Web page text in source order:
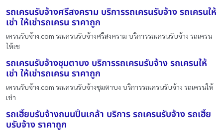
รถเครนรับจ้างศรีสงคราม บริการรถเครนรับจ้าง รถเครนให้
เช่า ให้เช่ารถเครน ราคาถูก
เครนรับจ้าง.com รถเครนรับจ้างศรีสงคราม บริการรถเครนรับจ้าง รถเครน
ให้เช
รถเครนรับจ้างชุมตาบง บริการรถเครนรับจ้าง รถเครนให้
เช่า ให้เช่ารถเครน ราคาถูก
เครนรับจ้าง.com รถเครนรับจ้างชุมตาบง บริการรถเครนรับจ้าง รถเครนให้
เช่า
รถเฮี๊ยบรับจ้างถนนปิ่นเกล้า บริการ รถเครนรับจ้าง รถเฮี๊ย
บรับจ้าง ราคาถูก